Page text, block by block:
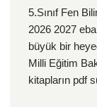
5.Sınıf Fen
2026 2027
büyük bir
Milli Eğitim
kitapların pdf